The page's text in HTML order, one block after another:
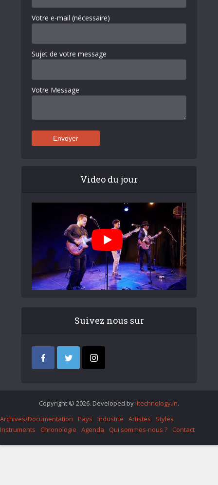
Votre e-mail (nécessaire)
Sujet de votre message
Votre Message
Video du jour
Suivez nous sur
Copyright © 2026. Developed by iItechnology.in.
Archives/Documentation
Pays Industrie Artistes
Styles
Instruments
Chronologie Agenda Qui sommes-nous ? Contact